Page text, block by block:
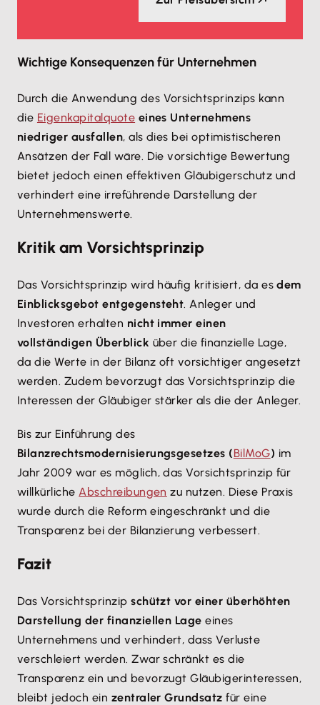
Wichtige Konsequenzen für Unternehmen
Durch die Anwendung des Vorsichtsprinzips kann
die Eigenkapitalquote eines Unternehmens
niedriger ausfallen, als dies bei optimistischeren
Ansätzen der Fall wäre. Die vorsichtige Bewertung
bietet jedoch einen effektiven Gläubigerschutz und
verhindert eine irreführende Darstellung der
Unternehmenswerte.
Kritik am Vorsichtsprinzip
Das Vorsichtsprinzip wird häufig kritisiert, da esdem
Einblicksgebot entgegensteht. Anleger und
Investoren erhalten nicht immer einen
vollständigen Überblick über die finanzielle Lage,
da die Werte in der Bilanz oft vorsichtiger angesetzt
werden. Zudem bevorzugt das Vorsichtsprinzip die
Interessen der Gläubiger stärker als die der Anleger.
Bis zur Einführung des
Bilanzrechtsmodernisierungsgesetzes (BilMoG) im
Jahr 2009 war es möglich, das Vorsichtsprinzip für
willkürliche Abschreibungen zu nutzen. Diese Praxis
wurde durch die Reform eingeschränkt und die
Transparenz bei der Bilanzierung verbessert.
Fazit
Das Vorsichtsprinzipschützt vor einer überhöhten
Darstellung der finanziellen Lage eines
Unternehmens und verhindert, dass Verluste
verschleiert werden. Zwar schränkt es die
Transparenz ein und bevorzugt Gläubigerinteressen,
bleibt jedoch ein zentraler Grundsatzfür eine